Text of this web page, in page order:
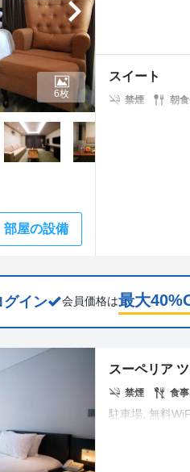
部屋の設備
6枚
スイート
禁煙 朝
グイン 会員価格は最大40
スーペリア
禁煙 食